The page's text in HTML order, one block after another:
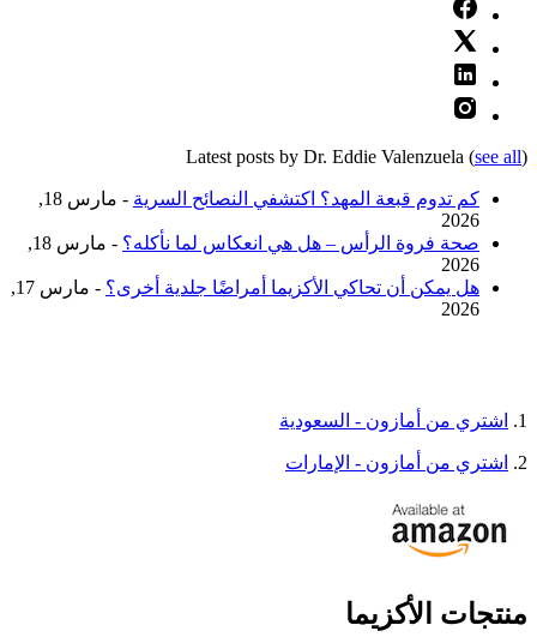
Latest posts by Dr. Eddie Valenzuela (see all)
كم تدوم قبعة المهد؟ اكتشفي النصائح السرية
- مارس 18,
2026
صحة فروة الرأس – هل هي انعكاس لما نأكله؟
- مارس 18,
2026
هل يمكن أن تحاكي الأكزيما أمراضًا جلدية أخرى؟
- مارس 17,
2026
1. اشتري من أمازون - السعودية
2. اشتري من أمازون - الإمارات
منتجات الأكزيما